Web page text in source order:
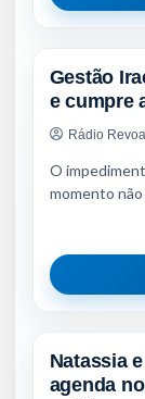
Gestão
e cumpre
Rádio
O
momento
Natassia
agenda